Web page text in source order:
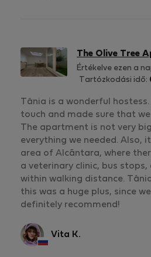
The Olive Tree
Értékelve ezen a
Tartózkodási idő:
Tânia is a wonderful
touch and made sure that
The apartment is not very
everything we needed. Also,
area of Alcãntara, where
a veterinary clinic, bus
within walking distance.
this was a huge plus, since
definitely recommend!
Vita K.